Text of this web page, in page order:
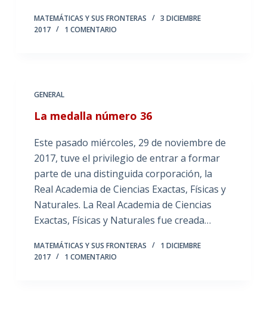
MATEMÁTICAS Y SUS FRONTERAS
3 DICIEMBRE
2017
1 COMENTARIO
GENERAL
La medalla número 36
Este pasado miércoles, 29 de noviembre de
2017, tuve el privilegio de entrar a formar
parte de una distinguida corporación, la
Real Academia de Ciencias Exactas, Físicas y
Naturales. La Real Academia de Ciencias
Exactas, Físicas y Naturales fue creada…
MATEMÁTICAS Y SUS FRONTERAS
1 DICIEMBRE
2017
1 COMENTARIO